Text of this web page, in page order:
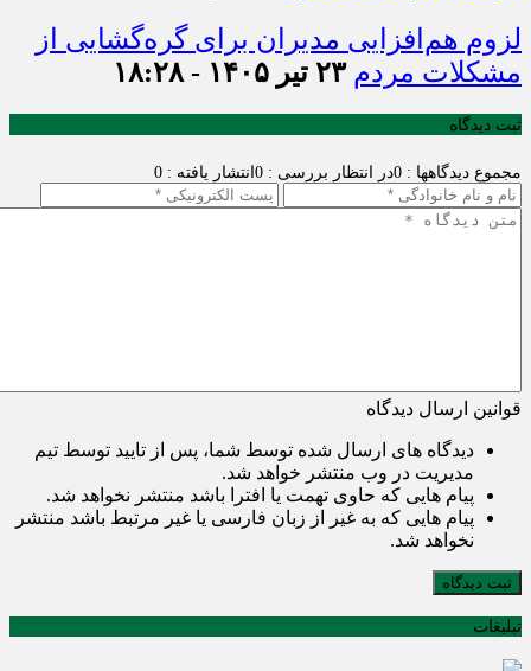
لزوم هم‌افزایی مدیران برای گره‌گشایی از
مشکلات مردم ۲۳ تیر ۱۴۰۵ - ۱۸:۲۸
ثبت دیدگاه
مجموع دیدگاهها : 0 در انتظار بررسی : 0 انتشار یافته : 0
قوانین ارسال دیدگاه
دیدگاه های ارسال شده توسط شما، پس از تایید توسط تیم
مدیریت در وب منتشر خواهد شد.
پیام هایی که حاوی تهمت یا افترا باشد منتشر نخواهد شد.
پیام هایی که به غیر از زبان فارسی یا غیر مرتبط باشد منتشر
نخواهد شد.
ثبت دیدگاه
تبلیغات